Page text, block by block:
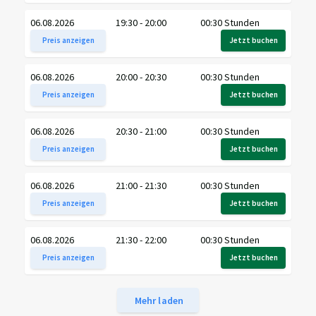
06.08.2026 19:30 - 20:00 00:30 Stunden
Preis anzeigen Jetzt buchen
06.08.2026 20:00 - 20:30 00:30 Stunden
Preis anzeigen Jetzt buchen
06.08.2026 20:30 - 21:00 00:30 Stunden
Preis anzeigen Jetzt buchen
06.08.2026 21:00 - 21:30 00:30 Stunden
Preis anzeigen Jetzt buchen
06.08.2026 21:30 - 22:00 00:30 Stunden
Preis anzeigen Jetzt buchen
Mehr laden